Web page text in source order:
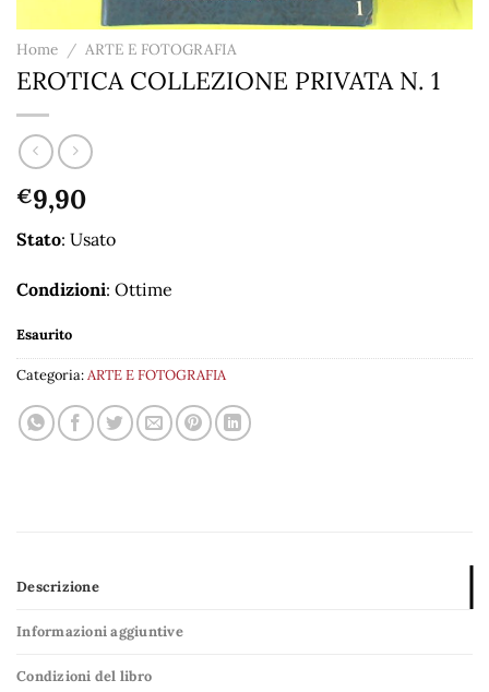
Home / ARTE E FOTOGRAFIA
EROTICA COLLEZIONE PRIVATA N. 1
€9,90
Stato: Usato
Condizioni: Ottime
Esaurito
Categoria:ARTE E FOTOGRAFIA
Descrizione
Informazioni aggiuntive
Condizioni del libro